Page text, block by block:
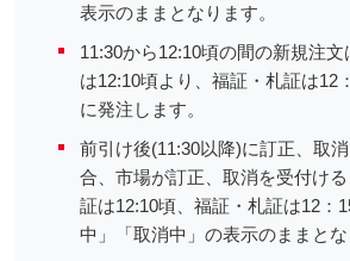
表示のままとなります。
11:30から12:10頃の間の新規注
は12:10頃より、福証・札証は12
に発注します。
前引け後(11:30以降)に訂正、取
合、市場が訂正、取消を受付け
証は12:10頃、福証・札証は12：
中」「取消中」の表示のままとな